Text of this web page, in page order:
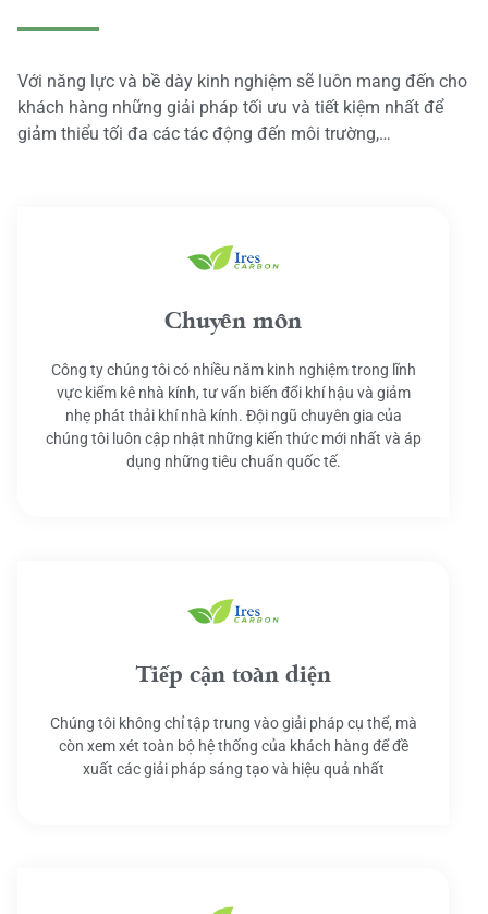
Với năng lực và bề dày kinh nghiệm sẽ luôn mang đến cho
khách hàng những giải pháp tối ưu và tiết kiệm nhất để
giảm thiểu tối đa các tác động đến môi trường,…
Chuyên môn
Công ty chúng tôi có nhiều năm kinh nghiệm trong lĩnh
vực kiểm kê nhà kính, tư vấn biến đổi khí hậu và giảm
nhẹ phát thải khí nhà kính. Đội ngũ chuyên gia của
chúng tôi luôn cập nhật những kiến thức mới nhất và áp
dụng những tiêu chuẩn quốc tế.
Tiếp cận toàn diện
Chúng tôi không chỉ tập trung vào giải pháp cụ thể, mà
còn xem xét toàn bộ hệ thống của khách hàng để đề
xuất các giải pháp sáng tạo và hiệu quả nhất